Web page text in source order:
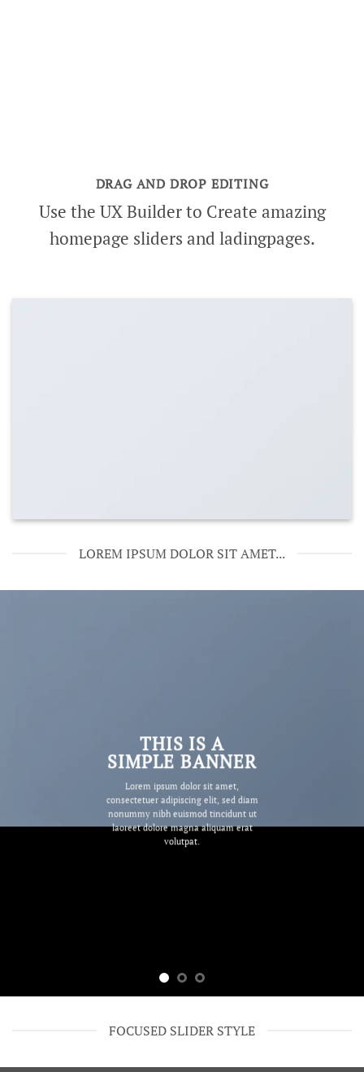
DRAG AND DROP EDITING
Use the UX Builder to Create amazing
homepage sliders and ladingpages.
LOREM IPSUM DOLOR SIT AMET...
THIS IS A
SIMPLE BANNER
Lorem ipsum dolor sit amet,
consectetuer adipiscing elit, sed diam
nonummy nibh euismod tincidunt ut
laoreet dolore magna aliquam erat
volutpat.
FOCUSED SLIDER STYLE